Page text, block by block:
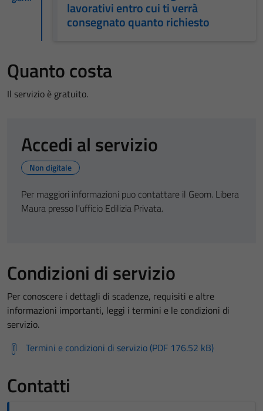
lavorativi entro cui ti verrà
consegnato quanto richiesto
Quanto costa
Il servizio è gratuito.
Accedi al servizio
Non digitale
Per maggiori informazioni puo contattare il Geom. Libera
Maura presso l'ufficio Edilizia Privata.
Condizioni di servizio
Per conoscere i dettagli di scadenze, requisiti e altre
informazioni importanti, leggi i termini e le condizioni di
servizio.
Termini e condizioni di servizio (PDF 176.52 kB)
Contatti